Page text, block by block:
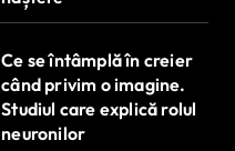
Ce se întâmplă în creier
când privim o imagine.
Studiul care explică rolul
neuronilor